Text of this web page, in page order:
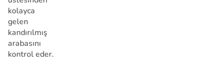
kolayca
gelen
kandırılmış
arabasını
kontrol eder.